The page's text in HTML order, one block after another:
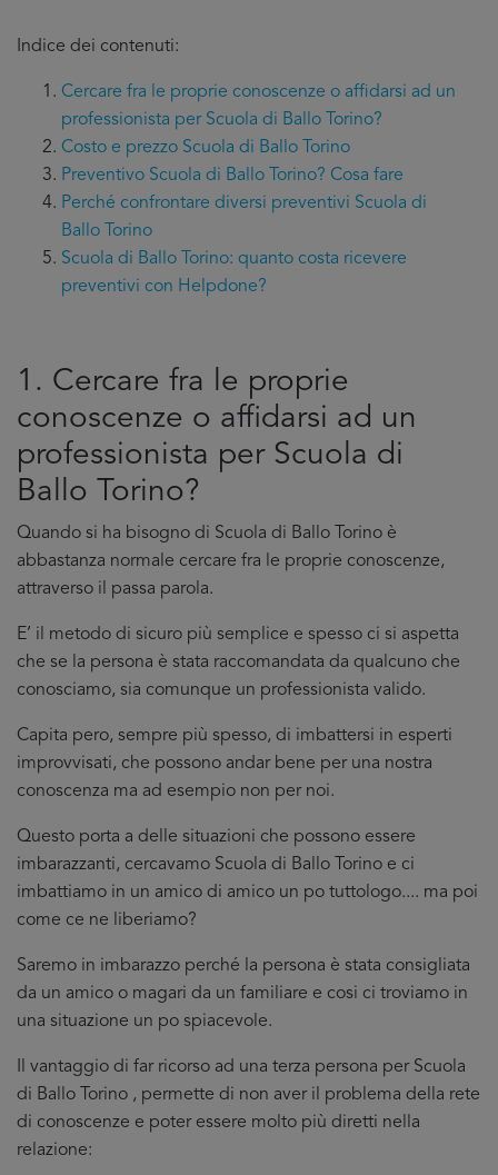
Indice dei contenuti:
Cercare fra le proprie conoscenze o affidarsi ad un
professionista per Scuola di Ballo Torino?
Costo e prezzo Scuola di Ballo Torino
Preventivo Scuola di Ballo Torino? Cosa fare
Perché confrontare diversi preventivi Scuola di
Ballo Torino
Scuola di Ballo Torino: quanto costa ricevere
preventivi con Helpdone?
1. Cercare fra le proprie
conoscenze o affidarsi ad un
professionista per Scuola di
Ballo Torino?
Quando si ha bisogno di Scuola di Ballo Torino è
abbastanza normale cercare fra le proprie conoscenze,
attraverso il passa parola.
E’ il metodo di sicuro più semplice e spesso ci si aspetta
che se la persona è stata raccomandata da qualcuno che
conosciamo, sia comunque un professionista valido.
Capita pero, sempre più spesso, di imbattersi in esperti
improvvisati, che possono andar bene per una nostra
conoscenza ma ad esempio non per noi.
Questo porta a delle situazioni che possono essere
imbarazzanti, cercavamo Scuola di Ballo Torino e ci
imbattiamo in un amico di amico un po tuttologo.... ma poi
come ce ne liberiamo?
Saremo in imbarazzo perché la persona è stata consigliata
da un amico o magari da un familiare e cosi ci troviamo in
una situazione un po spiacevole.
Il vantaggio di far ricorso ad una terza persona per Scuola
di Ballo Torino , permette di non aver il problema della rete
di conoscenze e poter essere molto più diretti nella
relazione: